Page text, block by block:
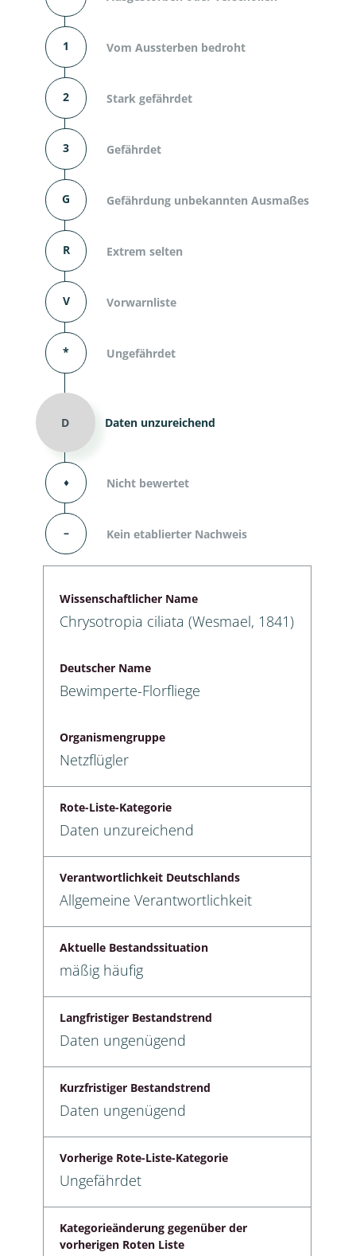
1 Vom Aussterben bedroht
2 Stark gefährdet
3 Gefährdet
G Gefährdung unbekannten Ausmaßes
R Extrem selten
V Vorwarnliste
* Ungefährdet
D Daten unzureichend
⬧ Nicht bewertet
– Kein etablierter Nachweis
Wissenschaftlicher Name
Chrysotropia ciliata (Wesmael, 1841)
Deutscher Name
Bewimperte-Florfliege
Organismengruppe
Netzflügler
Rote-Liste-Kategorie
Daten unzureichend
Verantwortlichkeit Deutschlands
Allgemeine Verantwortlichkeit
Aktuelle Bestandssituation
mäßig häufig
Langfristiger Bestandstrend
Daten ungenügend
Kurzfristiger Bestandstrend
Daten ungenügend
Vorherige Rote-Liste-Kategorie
Ungefährdet
Kategorieänderung gegenüber der
vorherigen Roten Liste